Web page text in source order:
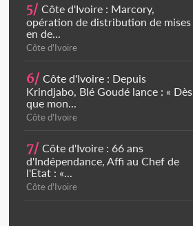
5/ Côte d'Ivoire : Marcory,
opération de distribution de mises
en de...
Côte d'Ivoire
6/ Côte d'Ivoire : Depuis
Krindjabo, Blé Goudé lance : « Dès
que mon...
Côte d'Ivoire
7/ Côte d'Ivoire : 66 ans
d'Indépendance, Affi au Chef de
l'Etat : «...
Côte d'Ivoire